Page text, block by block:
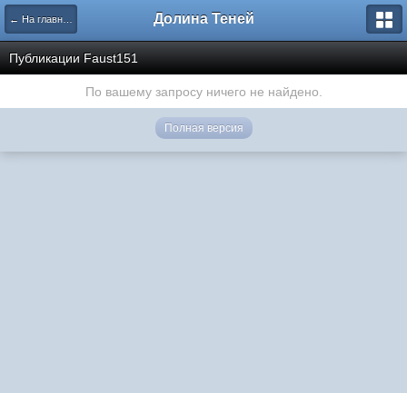
← На главную Долина Теней
Публикации Faust151
По вашему запросу ничего не найдено.
Полная версия